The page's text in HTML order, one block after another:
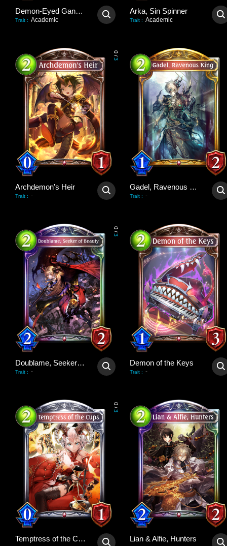
Demon-Eyed Gangster
Trait : Academic
Arka, Sin Spinner
Trait : Academic
0
/
3
Archdemon's Heir
Trait : -
Gadel, Ravenous King
Trait : -
0
/
3
Doublame, Seeker of Beauty
Trait : -
Demon of the Keys
Trait : -
0
/
3
Temptress of the Cups Lian & Alfie, Hunters